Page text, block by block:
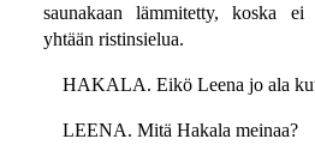
saunakaan lämmitetty, koska
yhtään ristinsielua.
HAKALA. Eikö Leena jo ala
LEENA. Mitä Hakala meinaa?